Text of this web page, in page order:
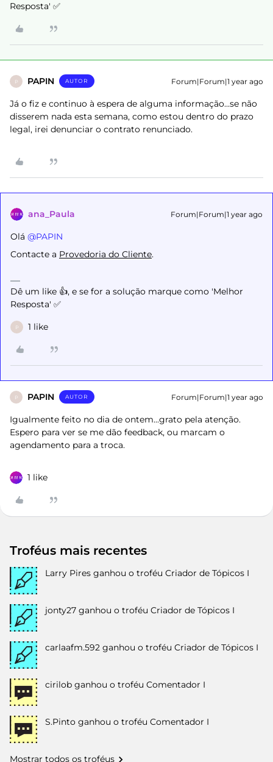
Resposta' ✅
P PAPIN AUTOR Forum|Forum|1 year ago
Já o fiz e continuo à espera de alguma informação...se não
disserem nada esta semana, como estou dentro do prazo
legal, irei denunciar o contrato renunciado.
ana_Paula Forum|Forum|1 year ago
Olá ​ @PAPIN
Contacte a Provedoria do Cliente.
Dê um like 👍, e se for a solução marque como 'Melhor
Resposta' ✅
P 1 like
P PAPIN AUTOR Forum|Forum|1 year ago
Igualmente feito no dia de ontem...grato pela atenção.
Espero para ver se me dão feedback, ou marcam o
agendamento para a troca.
1 like
Troféus mais recentes
Larry Pires ganhou o troféu Criador de Tópicos I
jonty27 ganhou o troféu Criador de Tópicos I
carlaafm.592 ganhou o troféu Criador de Tópicos I
cirilob ganhou o troféu Comentador I
S.Pinto ganhou o troféu Comentador I
Mostrar todos os troféus